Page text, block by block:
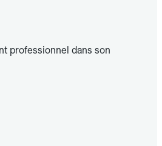
professionnel dans son